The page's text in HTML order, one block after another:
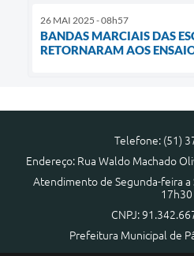
26 MAI 2025 - 08h57
BANDAS MARCIAIS DAS
RETORNARAM AOS
Telefone: (51)
Endereço: Rua Waldo Machado
Atendimento de Segunda-feira a
17h30
CNPJ:
Prefeitura Municipal de